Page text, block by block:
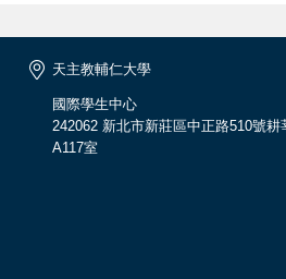
天主教輔仁大學
國際學生中心
242062 新北市新莊區中正路510號耕
A117室